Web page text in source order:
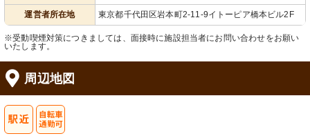
運営者所在地 東京都千代田区岩本町2-11-9イトーピア橋本ビル2F
※受動喫煙対策につきましては、面接時に施設担当者にお問い合わせをお願い
いたします。
周辺地図